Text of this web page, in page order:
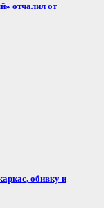
отчалил от
обивку и